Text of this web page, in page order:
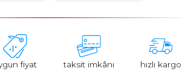
fiyat taksit imkânı hızlı kargo